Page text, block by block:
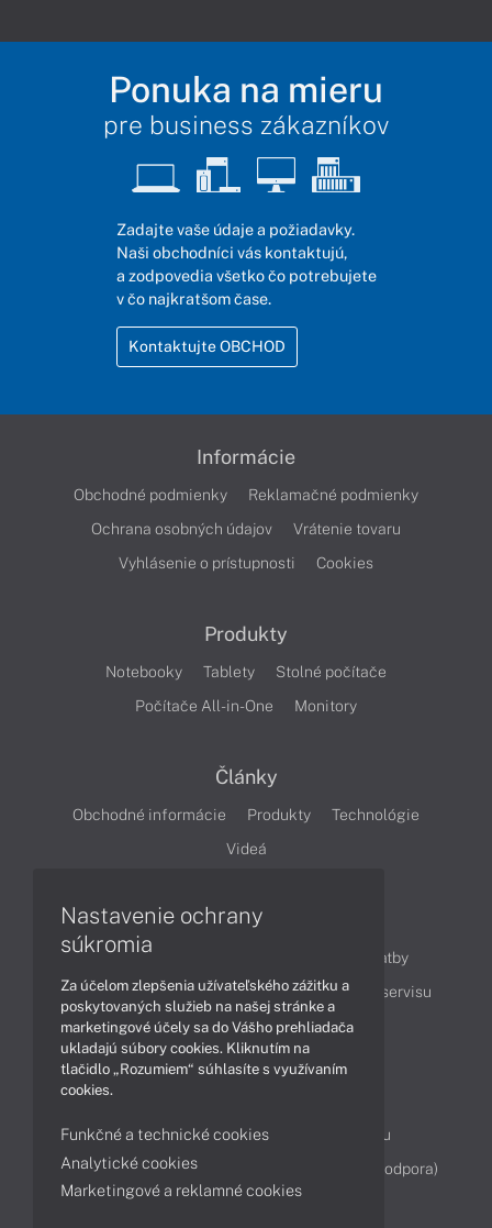
Ponuka na mieru
pre business zákazníkov
Zadajte vaše údaje a požiadavky.
Naši obchodníci vás kontaktujú,
a zodpovedia všetko čo potrebujete
v čo najkratšom čase.
Kontaktujte OBCHOD
Informácie
Obchodné podmienky
Reklamačné podmienky
Ochrana osobných údajov
Vrátenie tovaru
Vyhlásenie o prístupnosti
Cookies
Produkty
Notebooky Tablety
Stolné počítače
Počítače All-in-One
Monitory
Články
Obchodné informácie Produkty
Technológie
Videá
Obsah
Ako nakupovať
Možnosti doručenia a platby
Podpora a servis
Servisné služby Cenník servisu
Kontakty
Servisné oddelenie
Reklamácia tovaru
Diagnostiky online
TeamViewer (vzdialená podpora)
Nastavenie ochrany
súkromia
Za účelom zlepšenia užívateľského zážitku a
poskytovaných služieb na našej stránke a
marketingové účely sa do Vášho prehliadača
ukladajú súbory cookies. Kliknutím na
tlačidlo „Rozumiem“ súhlasíte s využívaním
cookies.
Funkčné a technické cookies
Analytické cookies
Marketingové a reklamné cookies